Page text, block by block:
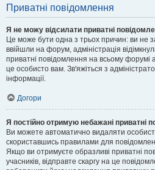
Приватні повідомлення
Я не можу відсилати приватні
Це може бути одна з трьох причин: ви не
ввійшли на форум, адміністрація
приватні повідомлення на всьому форумі
це особисто вам. Зв'яжіться з
інформації.
Догори
Я постійно отримую небажані приватні
Ви можете автоматично видаляти
скориставшись правилами для
Якщо ви отримуєте образливі приватні
учасників, відправте скаргу на це